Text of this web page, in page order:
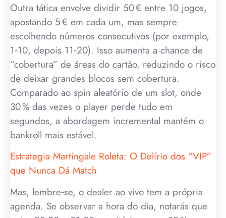
Outra tática envolve dividir 50 € entre 10 jogos,
apostando 5 € em cada um, mas sempre
escolhendo números consecutivos (por exemplo,
1‑10, depois 11‑20). Isso aumenta a chance de
“cobertura” de áreas do cartão, reduzindo o risco
de deixar grandes blocos sem cobertura.
Comparado ao spin aleatório de um slot, onde
30 % das vezes o player perde tudo em
segundos, a abordagem incremental mantém o
bankroll mais estável.
Estrategia Martingale Roleta: O Delírio dos “VIP”
que Nunca Dá Match
Mas, lembre‑se, o dealer ao vivo tem a própria
agenda. Se observar a hora do dia, notarás que